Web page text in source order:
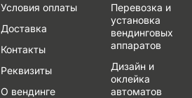
Условия оплаты
Доставка
Контакты
Реквизиты
О вендинге
Перевозка и
установка
вендинговых
аппаратов
Дизайн и
оклейка
автоматов